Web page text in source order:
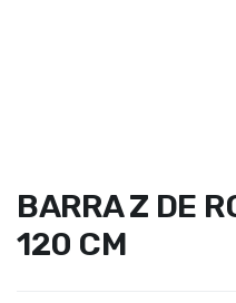
BARRA Z DE
120 CM